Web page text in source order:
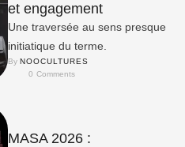
et engagement
Une traversée au sens presque
initiatique du terme.
By NOOCULTURES
0 Comments
MASA 2026 :